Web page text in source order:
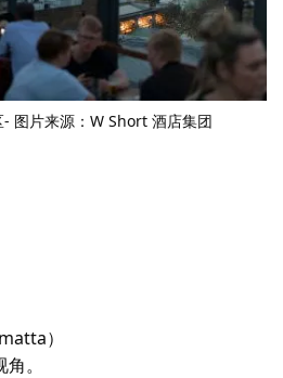
- 图片来源：W Short 酒店集团
）
。